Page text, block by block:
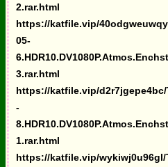
2.rar.html
https://katfile.vip/
05-
3.rar.html
https://katfile.vip/d2r7jgepe4bc/
-
1.rar.html
https://katfile.vip/wykiwj0u96gl/